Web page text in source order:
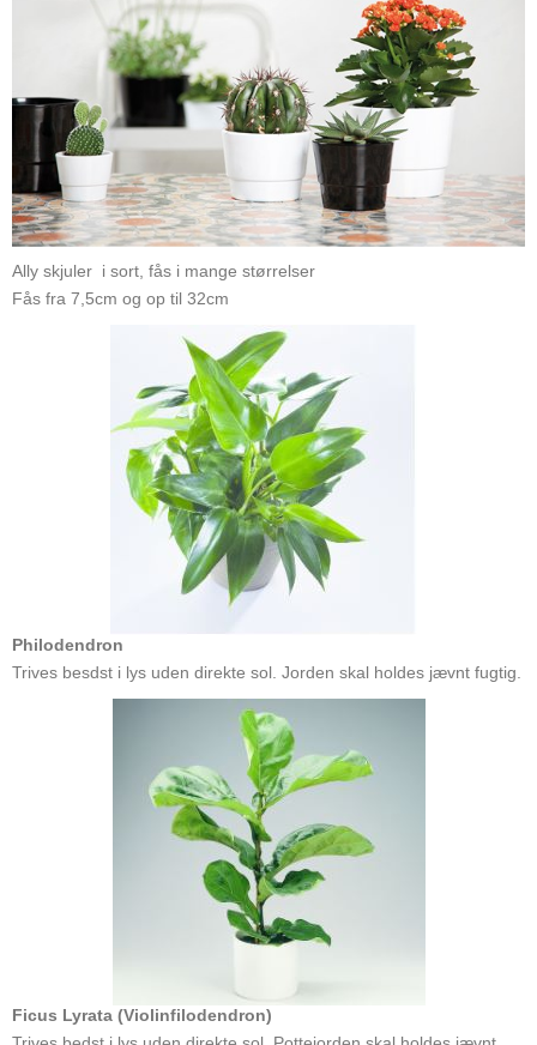
Ally skjuler i sort, fås i mange størrelser
Fås fra 7,5cm og op til 32cm
Philodendron
Trives besdst i lys uden direkte sol. Jorden skal holdes jævnt fugtig.
Ficus Lyrata (Violinfilodendron)